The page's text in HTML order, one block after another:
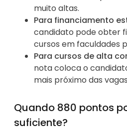
muito altas.
Para financiamento
candidato pode obter
cursos em faculdades
Para cursos de alta
nota coloca o
mais próximo das
Quando 880 pontos
suficiente?